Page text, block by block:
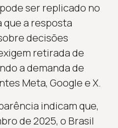
ser replicado no
que a resposta
decisões
retirada de
a demanda de
Meta, Google e X.
indicam que,
de 2025, o Brasil